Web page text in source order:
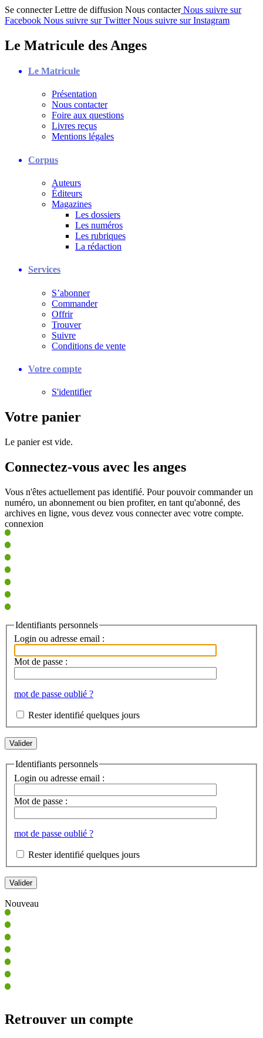
Se connecter Lettre de diffusion Nous contacter Nous suivre sur
Facebook Nous suivre sur Twitter Nous suivre sur Instagram
Le Matricule des Anges
Le Matricule
Présentation
Nous contacter
Foire aux questions
Livres reçus
Mentions légales
Corpus
Auteurs
Éditeurs
Magazines
Les dossiers
Les numéros
Les rubriques
La rédaction
Services
S’abonner
Commander
Offrir
Trouver
Suivre
Conditions de vente
Votre compte
S'identifier
Votre panier
Le panier est vide.
Connectez-vous avec les anges
Vous n'êtes actuellement pas identifié. Pour pouvoir commander un
numéro, un abonnement ou bien profiter, en tant qu'abonné, des
archives en ligne, vous devez vous connecter avec votre compte.
connexion
Identifiants personnels
Login ou adresse email :
Mot de passe :
mot de passe oublié ?
Rester identifié quelques jours
Identifiants personnels
Login ou adresse email :
Mot de passe :
mot de passe oublié ?
Rester identifié quelques jours
Nouveau
Retrouver un compte